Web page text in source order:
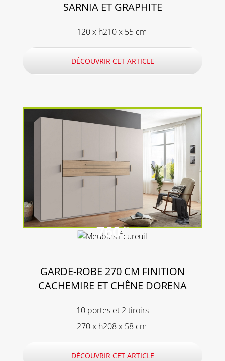
SARNIA ET GRAPHITE
120 x h210 x 55 cm
DÉCOUVRIR CET ARTICLE
760€
GARDE-ROBE 270 CM FINITION
CACHEMIRE ET CHÊNE DORENA
10 portes et 2 tiroirs
270 x h208 x 58 cm
DÉCOUVRIR CET ARTICLE